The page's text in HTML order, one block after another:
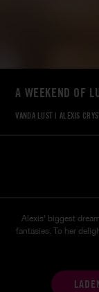
A WEEKEND OF
VANDA LUST |ALEXIS
Alexis' biggest
fantasies. To her